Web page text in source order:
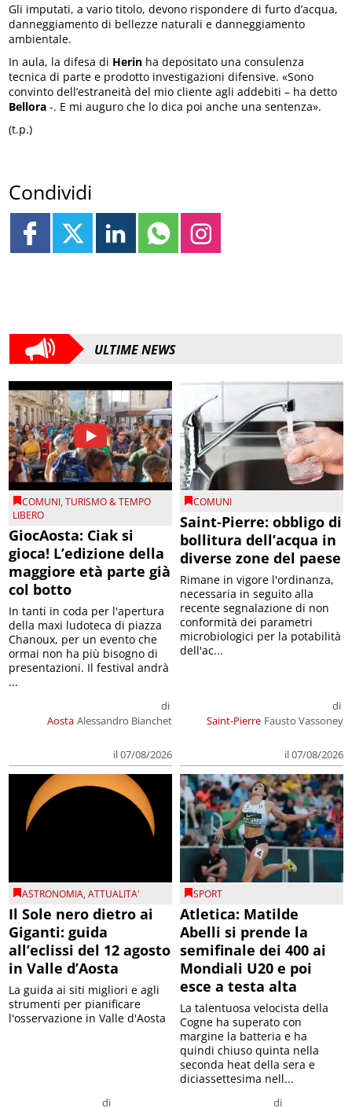
Gli imputati, a vario titolo, devono rispondere di furto d’acqua,
danneggiamento di bellezze naturali e danneggiamento
ambientale.
In aula, la difesa di Herin ha depositato una consulenza
tecnica di parte e prodotto investigazioni difensive. «Sono
convinto dell’estraneità del mio cliente agli addebiti – ha detto
Bellora -. E mi auguro che lo dica poi anche una sentenza».
(t.p.)
Condividi
ULTIME NEWS
COMUNI,TURISMO & TEMPO
LIBERO
GiocAosta: Ciak si
gioca! L’edizione della
maggiore età parte già
col botto
Aosta
di
Alessandro Bianchet
il 07/08/2026
In tanti in coda per l'apertura
della maxi ludoteca di piazza
Chanoux, per un evento che
ormai non ha più bisogno di
presentazioni. Il festival andrà
...
COMUNI
Saint-Pierre: obbligo di
bollitura dell’acqua in
diverse zone del paese
Saint-Pierre
di
Fausto Vassoney
il 07/08/2026
Rimane in vigore l'ordinanza,
necessaria in seguito alla
recente segnalazione di non
conformità dei parametri
microbiologici per la potabilità
dell'ac...
ASTRONOMIA,ATTUALITA'
Il Sole nero dietro ai
Giganti: guida
all’eclissi del 12 agosto
in Valle d’Aosta
di
La guida ai siti migliori e agli
strumenti per pianificare
l'osservazione in Valle d'Aosta
SPORT
Atletica: Matilde
Abelli si prende la
semifinale dei 400 ai
Mondiali U20 e poi
esce a testa alta
di
La talentuosa velocista della
Cogne ha superato con
margine la batteria e ha
quindi chiuso quinta nella
seconda heat della sera e
diciassettesima nell...